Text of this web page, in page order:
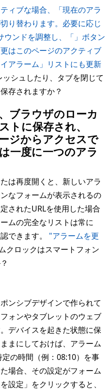
ィブな場合、「現在のアラ
り替わります。必要に応じ
ンドを調整し、「」ボタン
はこのページのアクティブ
アラーム」リストにも更新
シュしたり、タブを閉じて
存されますか？
ブラウザのローカ
トに保存され、
ジからアクセスで
一度に一つのアラ
は再度開くと、新しいアラ
なフォームが表示されるの
されたURLを使用した場合
ムの完全なリストは常に
できます。 "アラームを更
クロックはスマートフォン
ンシブデザインで作られて
ォンやタブレットのウェブ
デバイスを起きた状態に保
まにしておけば、アラーム
の時間（例：08:10）を事
場合、その設定がフォーム
設定」をクリックすると、